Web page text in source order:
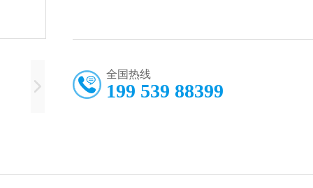
全国热线
199 539 88399